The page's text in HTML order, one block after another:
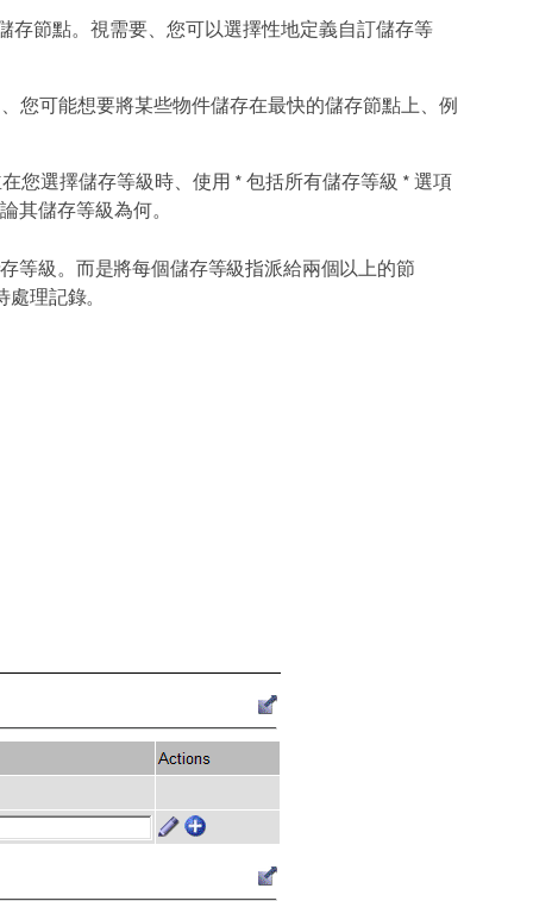
存節點。視需要、您可以選擇性地定義自訂儲存等
您可能想要將某些物件儲存在最快的儲存節點上、例
您選擇儲存等級時、使用 * 包括所有儲存等級 * 選項
其儲存等級為何。
等級。而是將每個儲存等級指派給兩個以上的節
理記錄。